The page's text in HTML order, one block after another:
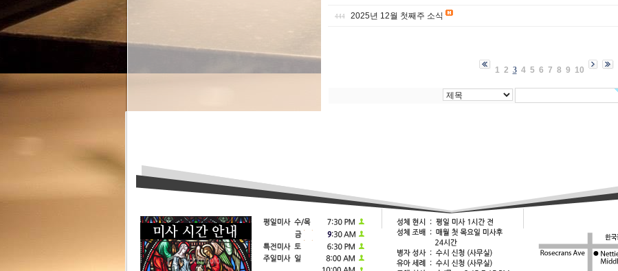
444 2025년 12월 첫째주 소식
1 2 3 4 5 6 7 8 9 10